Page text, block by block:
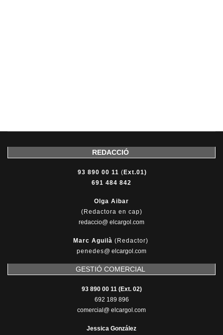
REDACCIÓ
93 890 00 11 ( Ext.01)
691 484 842
Olga Aibar
(Redactora en cap)
redaccio@ elcargol.com
Marc Aguilà (Redactor)
penedes@ elcargol.com
GESTIÓ COMERCIAL
93 890 00 11 (Ext. 02)
692 189 896
comercial@ elcargol.com
Jessica González